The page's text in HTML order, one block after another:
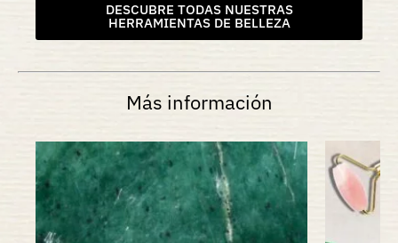
DESCUBRE TODAS NUESTRAS
HERRAMIENTAS DE BELLEZA
Más información